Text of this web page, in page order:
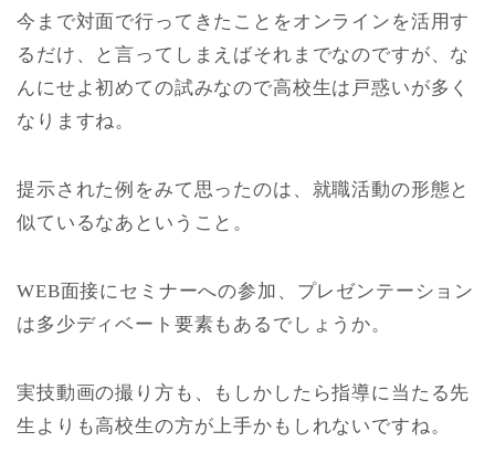
今まで対面で行ってきたことをオンラインを活用す
るだけ、と言ってしまえばそれまでなのですが、な
んにせよ初めての試みなので高校生は戸惑いが多く
なりますね。
提示された例をみて思ったのは、就職活動の形態と
似ているなあということ。
WEB面接にセミナーへの参加、プレゼンテーション
は多少ディベート要素もあるでしょうか。
実技動画の撮り方も、もしかしたら指導に当たる先
生よりも高校生の方が上手かもしれないですね。